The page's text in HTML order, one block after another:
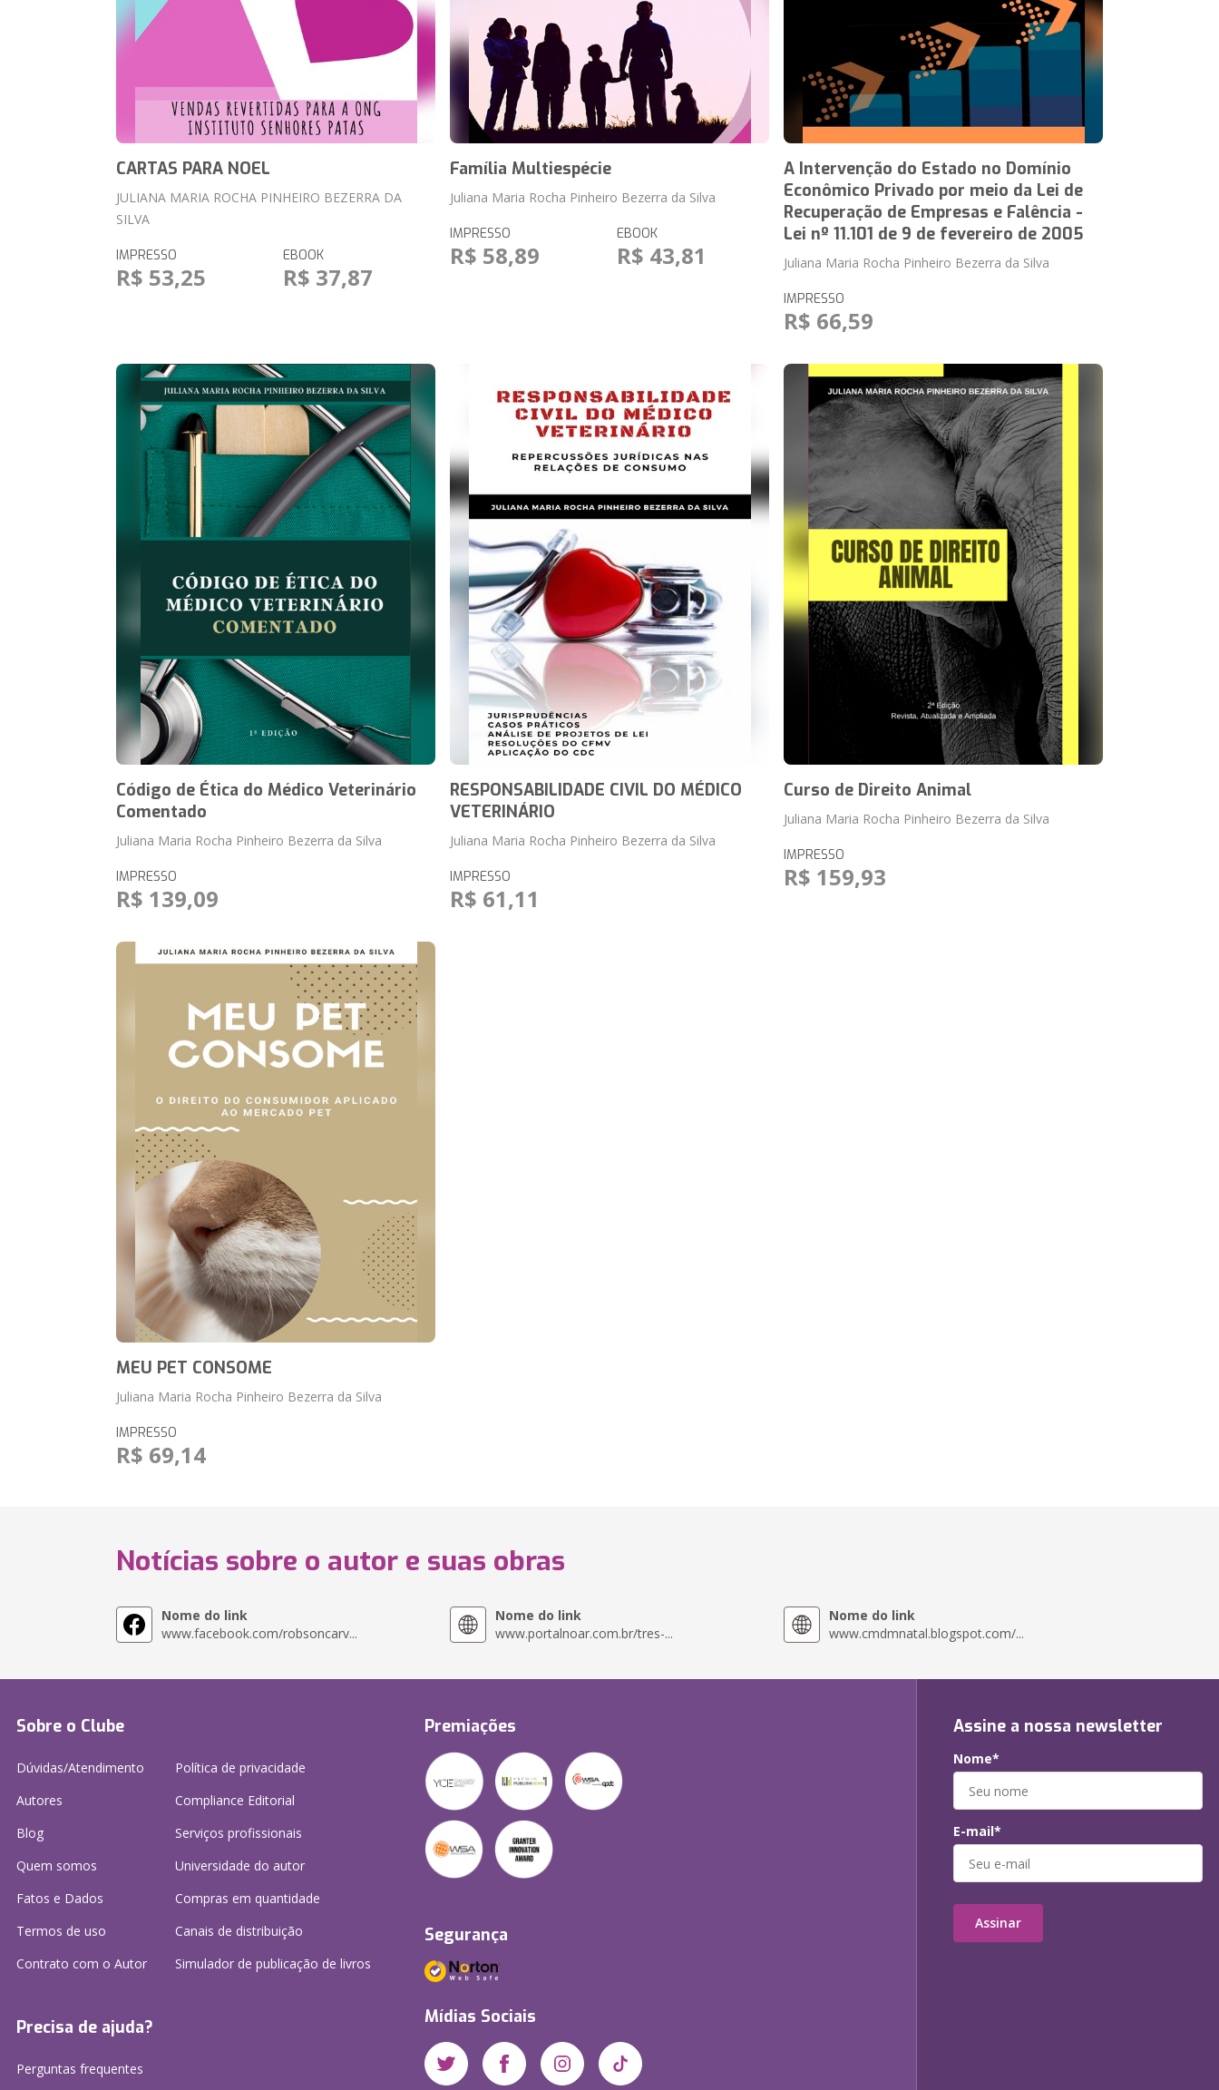
CARTAS PARA NOEL
JULIANA MARIA ROCHA PINHEIRO BEZERRA DA
SILVA
IMPRESSO
R$ 53,25
EBOOK
R$ 37,87
Família Multiespécie
Juliana Maria Rocha Pinheiro Bezerra da Silva
IMPRESSO
R$ 58,89
EBOOK
R$ 43,81
A Intervenção do Estado no Domínio
Econômico Privado por meio da Lei de
Recuperação de Empresas e Falência -
Lei nº 11.101 de 9 de fevereiro de 2005
Juliana Maria Rocha Pinheiro Bezerra da Silva
IMPRESSO
R$ 66,59
Código de Ética do Médico Veterinário
Comentado
Juliana Maria Rocha Pinheiro Bezerra da Silva
IMPRESSO
R$ 139,09
RESPONSABILIDADE CIVIL DO MÉDICO
VETERINÁRIO
Juliana Maria Rocha Pinheiro Bezerra da Silva
IMPRESSO
R$ 61,11
Curso de Direito Animal
Juliana Maria Rocha Pinheiro Bezerra da Silva
IMPRESSO
R$ 159,93
MEU PET CONSOME
Juliana Maria Rocha Pinheiro Bezerra da Silva
IMPRESSO
R$ 69,14
Notícias sobre o autor e suas obras
Nome do link
www.facebook.com/robsoncarv...
Nome do link
www.portalnoar.com.br/tres-...
Nome do link
www.cmdmnatal.blogspot.com/...
Sobre o Clube
Dúvidas/Atendimento
Autores
Blog
Quem somos
Fatos e Dados
Termos de uso
Contrato com o Autor
Política de privacidade
Compliance Editorial
Serviços profissionais
Universidade do autor
Compras em quantidade
Canais de distribuição
Simulador de publicação de livros
Precisa de ajuda?
Perguntas frequentes
Premiações
Segurança
Mídias Sociais
Assine a nossa newsletter
Nome*
E-mail*
Assinar